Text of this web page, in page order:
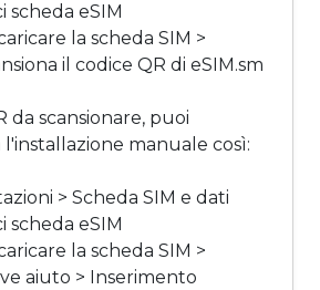
scheda eSIM
la scheda SIM >
il codice QR di eSIM.sm
da scansionare, puoi
manuale così:
> Scheda SIM e dati
scheda eSIM
la scheda SIM >
aiuto > Inserimento